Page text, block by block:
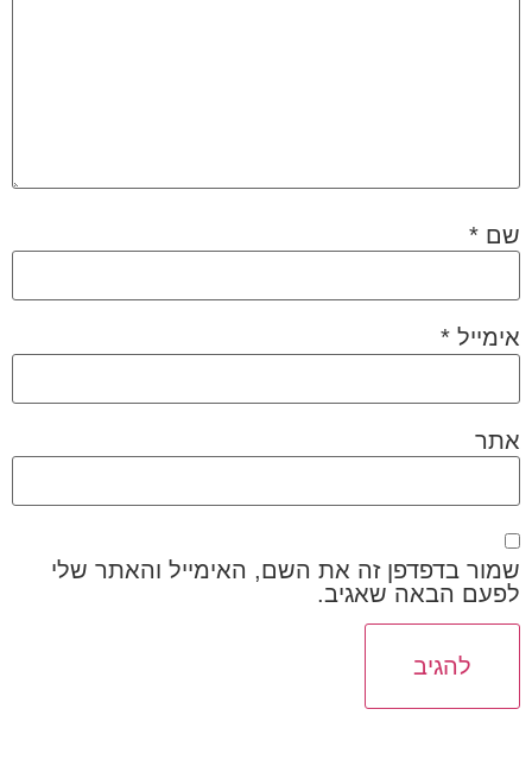
שם *
אימייל *
אתר
שמור בדפדפן זה את השם, האימייל והאתר שלי
לפעם הבאה שאגיב.